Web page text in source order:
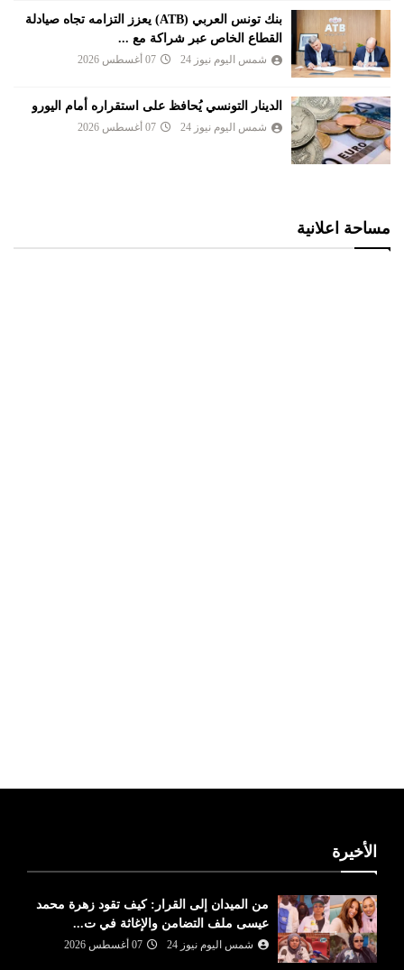
بنك تونس العربي (ATB) يعزز التزامه تجاه صيادلة
القطاع الخاص عبر شراكة مع ...
شمس اليوم نيوز 24 07 أغسطس 2026
الدينار التونسي يُحافظ على استقراره أمام اليورو
شمس اليوم نيوز 24 07 أغسطس 2026
مساحة اعلانية
الأخيرة
من الميدان إلى القرار: كيف تقود زهرة محمد
عيسى ملف التضامن والإغاثة في ت...
شمس اليوم نيوز 24 07 أغسطس 2026